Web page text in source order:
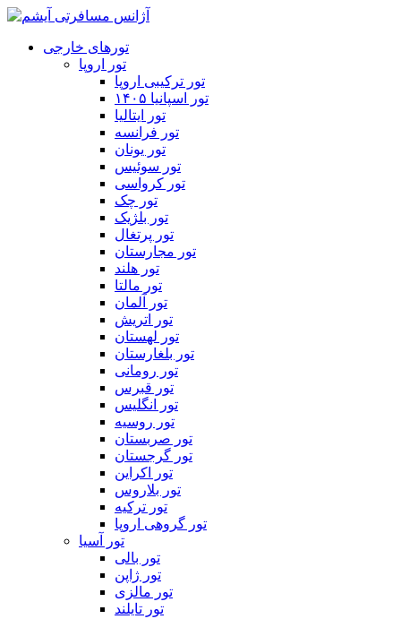
تورهای خارجی
تور اروپا
تور ترکیبی اروپا
تور اسپانیا ۱۴۰۵
تور ایتالیا
تور فرانسه
تور یونان
تور سوئیس
تور کرواسی
تور چک
تور بلژیک
تور پرتغال
تور مجارستان
تور هلند
تور مالتا
تور آلمان
تور اتریش
تور لهستان
تور بلغارستان
تور رومانی
تور قبرس
تور انگلیس
تور روسیه
تور صربستان
تور گرجستان
تور اکراین
تور بلاروس
تور ترکیه
تور گروهی اروپا
تور آسیا
تور بالی
تور ژاپن
تور مالزی
تور تایلند